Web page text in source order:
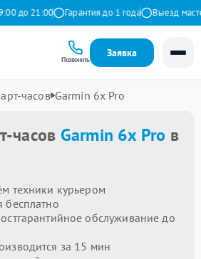
до 21:00 Гарантия до 1 года Выезд
Позвонить
Заявка
часов Garmin 6x Pro
часов Garmin 6x Pro в
техники курьером
бесплатно
обслуживание до
за 15 мин